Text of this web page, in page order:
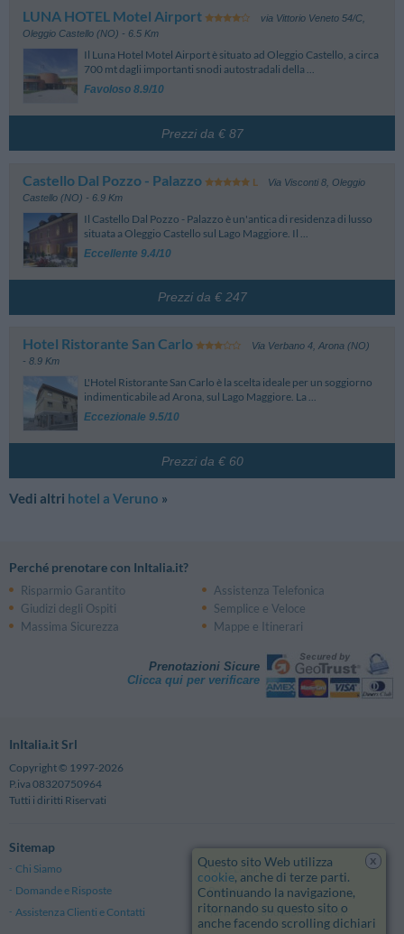
LUNA HOTEL Motel Airport via Vittorio Veneto 54/C,
Oleggio Castello (NO) - 6.5 Km
Il Luna Hotel Motel Airport è situato ad Oleggio Castello, a circa
700 mt dagli importanti snodi autostradali della ...
Favoloso 8.9/10
Prezzi da € 87
Castello Dal Pozzo - Palazzo Via Visconti 8 Oleggio
Castello (NO) - 6.9 Km
Il Castello Dal Pozzo - Palazzo è un'antica di residenza di lusso
situata a Oleggio Castello sul Lago Maggiore. Il ...
Eccellente 9.4/10
Prezzi da € 247
Hotel Ristorante San Carlo Via Verbano 4, Arona (NO)
- 8.9 Km
L'Hotel Ristorante San Carlo è la scelta ideale per un soggiorno
indimenticabile ad Arona, sul Lago Maggiore. La ...
Eccezionale 9.5/10
Prezzi da € 60
Vedi altri hotel a Veruno »
Perché prenotare con InItalia.it?
Risparmio Garantito
Assistenza Telefonica
Giudizi degli Ospiti
Semplice e Veloce
Massima Sicurezza
Mappe e Itinerari
Prenotazioni Sicure
Clicca qui per verificare
InItalia.it Srl
Copyright © 1997-2026
P.iva 08320750964
Tutti i diritti Riservati
Sitemap
Chi Siamo
Note Legali
Domande e Risposte
Privacy
Assistenza Clienti e Contatti
Termini e Condizioni generali
x
Questo sito Web utilizza
cookie, anche di terze parti.
Continuando la navigazione,
ritornando su questo sito o
anche facendo scrolling dichiari